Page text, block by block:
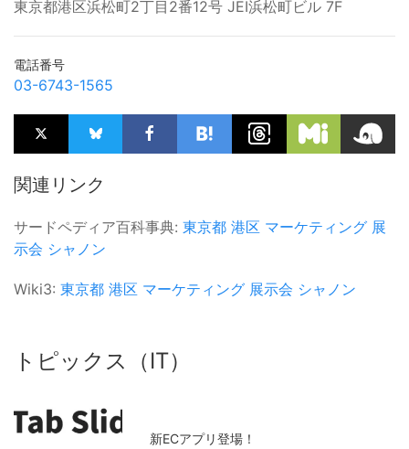
東京都港区浜松町2丁目2番12号 JEI浜松町ビル 7F
電話番号
03-6743-1565
関連リンク
サードペディア百科事典: 東京都 港区 マーケティング 展
示会 シャノン
Wiki3: 東京都 港区 マーケティング 展示会 シャノン
トピックス（IT）
新ECアプリ登場！